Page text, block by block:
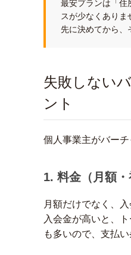
最安プランは「住
スが少なくあり
先に決めてから、
失敗しない
ント
個人事業主がバー
1. 料金（月額・
月額だけでなく、
入会金が高いと、
も多いので、支払